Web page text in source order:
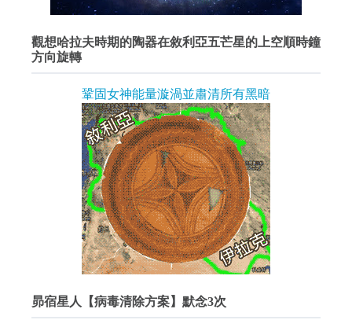
觀想哈拉夫時期的陶器在敘利亞五芒星的上空順時鐘
方向旋轉
鞏固女神能量漩渦並肅清所有黑暗
昴宿星人【病毒清除方案】默念3次